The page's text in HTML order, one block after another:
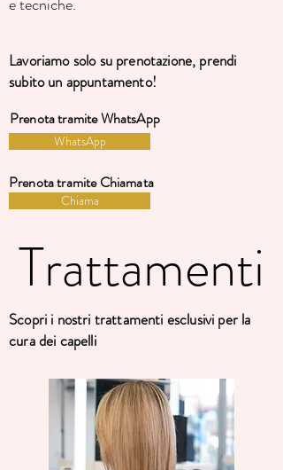
Lavoriamo solo su prenotazione, prendi
subito un appuntamento!
Prenota tramite WhatsApp
WhatsApp
Prenota tramite Chiamata
Chiama
Trattamenti
Trattamenti
Scopri i nostri trattamenti esclusivi per la
cura dei capelli